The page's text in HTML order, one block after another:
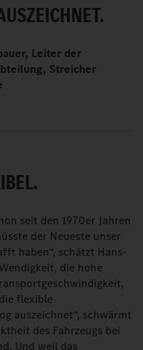
Leiter der
Streicher
seit den 1970er Jahren
der Neueste unser
haben“, schätzt Hans-
die hohe
flexible
auszeichnet“, schwärmt
des Fahrzeugs bei
Und weil das